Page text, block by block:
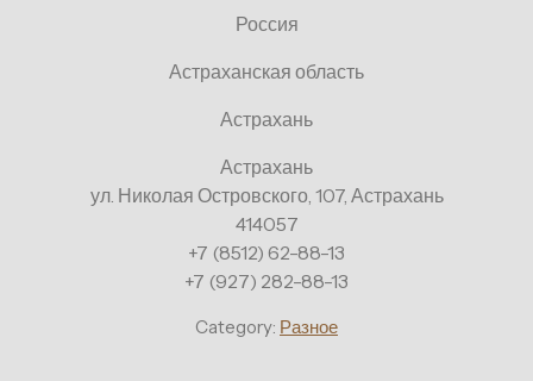
Россия
Астраханская область
Астрахань
Астрахань
ул. Николая Островского, 107, Астрахань
414057
+7 (8512) 62-88-13
+7 (927) 282-88-13
Category: Разное